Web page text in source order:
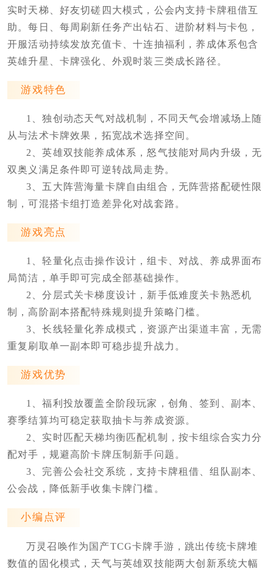
实时天梯、好友切磋四大模式，公会内支持卡牌租借互
助。每日、每周刷新任务产出钻石、进阶材料与卡包，
开服活动持续发放充值卡、十连抽福利，养成体系包含
英雄升星、卡牌强化、外观时装三类成长路径。
游戏特色
1、独创动态天气对战机制，不同天气会增减场上随
从与法术卡牌效果，拓宽战术选择空间。
2、英雄双技能养成体系，怒气技能对局内升级，无
双奥义满足条件即可逆转战局走势。
3、五大阵营海量卡牌自由组合，无阵营搭配硬性限
制，可混搭卡组打造差异化对战套路。
游戏亮点
1、轻量化点击操作设计，组卡、对战、养成界面布
局简洁，单手即可完成全部基础操作。
2、分层式关卡梯度设计，新手低难度关卡熟悉机
制，高阶副本搭配特殊规则提升策略门槛。
3、长线轻量化养成模式，资源产出渠道丰富，无需
重复刷取单一副本即可稳步提升战力。
游戏优势
1、福利投放覆盖全阶段玩家，创角、签到、副本、
赛季结算均可稳定获取抽卡与养成资源。
2、实时匹配天梯均衡匹配机制，按卡组综合实力分
配对手，规避高阶卡牌压制新手问题。
3、完善公会社交系统，支持卡牌租借、组队副本、
公会战，降低新手收集卡牌门槛。
小编点评
万灵召唤作为国产TCG卡牌手游，跳出传统卡牌堆
数值的固化模式，天气与英雄双技能两大创新系统大幅